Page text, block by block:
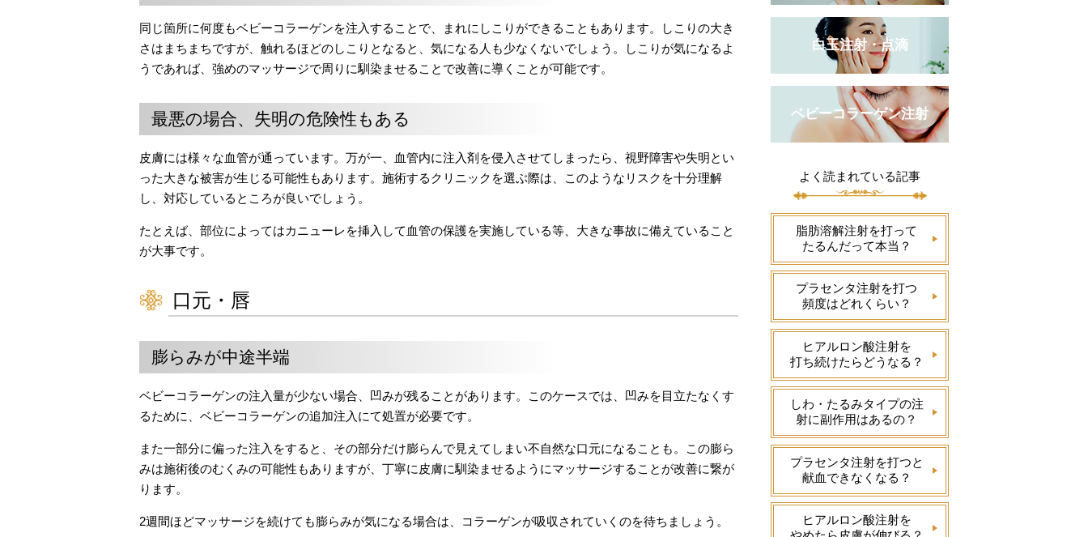
同じ箇所に何度もベビーコラーゲンを注入することで、まれにしこりができることもあります。しこりの大き
さはまちまちですが、触れるほどのしこりとなると、気になる人も少なくないでしょう。しこりが気になるよ
うであれば、強めのマッサージで周りに馴染ませることで改善に導くことが可能です。
最悪の場合、失明の危険性もある
皮膚には様々な血管が通っています。万が一、血管内に注入剤を侵入させてしまったら、視野障害や失明とい
った大きな被害が生じる可能性もあります。施術するクリニックを選ぶ際は、このようなリスクを十分理解
し、対応しているところが良いでしょう。
たとえば、部位によってはカニューレを挿入して血管の保護を実施している等、大きな事故に備えていること
が大事です。
口元・唇
膨らみが中途半端
ベビーコラーゲンの注入量が少ない場合、凹みが残ることがあります。このケースでは、凹みを目立たなくす
るために、ベビーコラーゲンの追加注入にて処置が必要です。
また一部分に偏った注入をすると、その部分だけ膨らんで見えてしまい不自然な口元になることも。この膨ら
みは施術後のむくみの可能性もありますが、丁寧に皮膚に馴染ませるようにマッサージすることが改善に繋が
ります。
2週間ほどマッサージを続けても膨らみが気になる場合は、コラーゲンが吸収されていくのを待ちましょう。
白玉注射・点滴
ベビーコラーゲン注射
よく読まれている記事
脂肪溶解注射を打って
たるんだって本当？
プラセンタ注射を打つ
頻度はどれくらい？
ヒアルロン酸注射を
打ち続けたらどうなる？
しわ・たるみタイプの注
射に副作用はあるの？
プラセンタ注射を打つと
献血できなくなる？
ヒアルロン酸注射を